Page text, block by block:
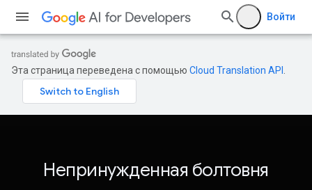
Войти
Эта страница переведена с помощью Cloud Translation API
Непринужденная болтовня